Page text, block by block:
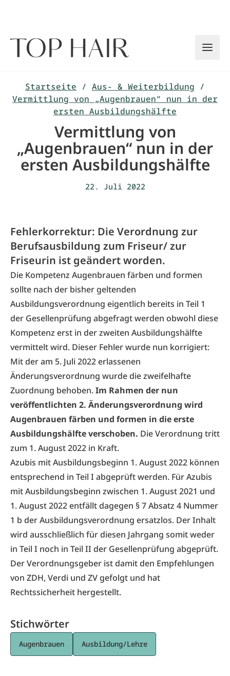
Startseite / Aus- & Weiterbildung /
Vermittlung von „Augenbrauen“ nun in der
ersten Ausbildungshälfte
Vermittlung von
„Augenbrauen“ nun in der
ersten Ausbildungshälfte
22. Juli 2022
Fehlerkorrektur: Die Verordnung zur
Berufsausbildung zum Friseur/ zur
Friseurin ist geändert worden.
Die Kompetenz Augenbrauen färben und formen
sollte nach der bisher geltenden
Ausbildungsverordnung eigentlich bereits in Teil 1
der Gesellenprüfung abgefragt werden obwohl diese
Kompetenz erst in der zweiten Ausbildungshälfte
vermittelt wird. Dieser Fehler wurde nun korrigiert:
Mit der am 5. Juli 2022 erlassenen
Änderungsverordnung wurde die zweifelhafte
Zuordnung behoben.Im Rahmen der nun
veröffentlichten 2. Änderungsverordnung wird
Augenbrauen färben und formen in die erste
Ausbildungshälfte verschoben. Die Verordnung tritt
zum 1. August 2022 in Kraft.
Azubis mit Ausbildungsbeginn 1. August 2022 können
entsprechend in Teil I abgeprüft werden. Für Azubis
mit Ausbildungsbeginn zwischen 1. August 2021 und
1. August 2022 entfällt dagegen § 7 Absatz 4 Nummer
1 b der Ausbildungsverordnung ersatzlos. Der Inhalt
wird ausschließlich für diesen Jahrgang somit weder
in Teil I noch in Teil II der Gesellenprüfung abgeprüft.
Der Verordnungsgeber ist damit den Empfehlungen
von ZDH, Verdi und ZV gefolgt und hat
Rechtssicherheit hergestellt.
Stichwörter
Augenbrauen Ausbildung/Lehre